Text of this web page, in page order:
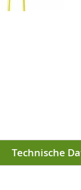
Technische